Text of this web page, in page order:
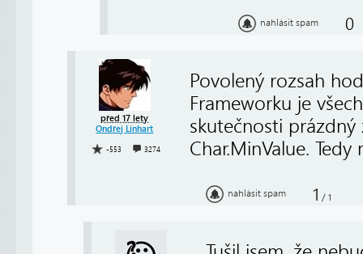
nahlásit spam 0
před 17 lety
Ondřej Linhart
-553 3274
Povolený rozsah
Frameworku je
skutečnosti
Char.MinValue.
nahlásit spam 1 / 1